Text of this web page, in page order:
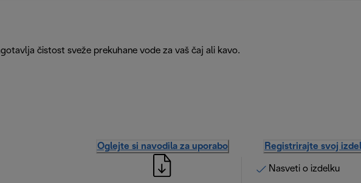
čistost sveže prekuhane vode za vaš čaj ali kavo.
Oglejte si navodila za uporabo Registrirajte svoj
Nasveti o izdelku